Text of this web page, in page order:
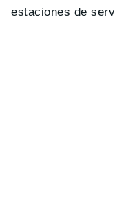
estaciones de